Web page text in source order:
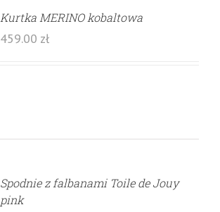
Kurtka MERINO kobaltowa
459.00 zł
Spodnie z falbanami Toile de Jouy
pink